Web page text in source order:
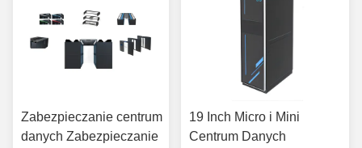
Zabezpieczanie centrum
danych Zabezpieczanie
19 Inch Micro i Mini
Centrum Danych